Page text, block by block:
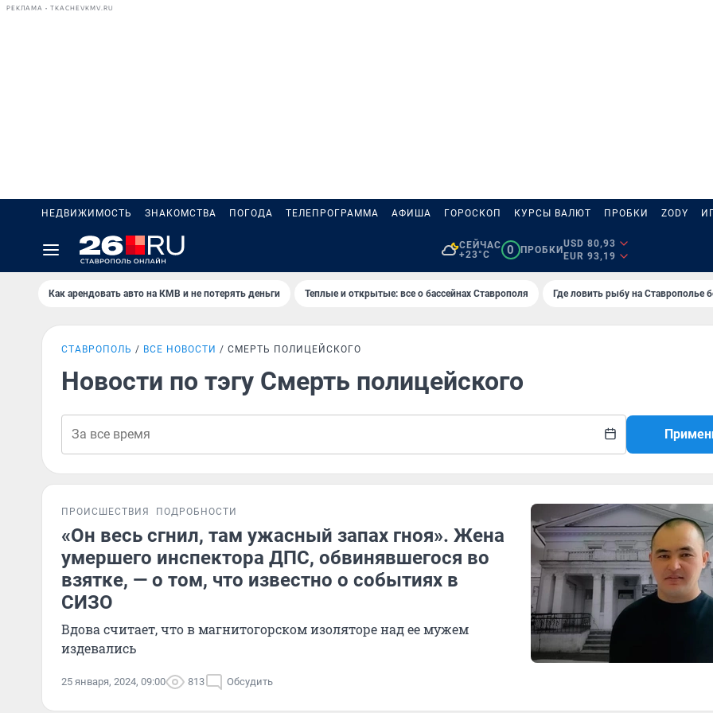
РЕКЛАМА • TKACHEVKMV.RU
НЕДВИЖИМОСТЬ ЗНАКОМСТВА ПОГОДА ТЕЛЕПРОГРАММА АФИША ГОРОСКОП КУРСЫ ВАЛЮТ ПРОБКИ ZODY
СЕЙЧАС
+23°C
0 ПРОБКИ
USD 80,93
EUR 93,19
Как арендовать авто на КМВ и не потерять деньги Теплые и открытые: все о бассейнах Ставрополя Где ловить рыбу на Ставрополье
СТАВРОПОЛЬ ВСЕ НОВОСТИ СМЕРТЬ ПОЛИЦЕЙСКОГО
Новости по тэгу Смерть полицейского
ПРОИСШЕСТВИЯ ПОДРОБНОСТИ
«Он весь сгнил, там ужасный запах гноя». Жена
умершего инспектора ДПС, обвинявшегося во
взятке, — о том, что известно о событиях в
СИЗО
Вдова считает, что в магнитогорском изоляторе над ее мужем
издевались
25 января, 2024, 09:00 813 Обсудить